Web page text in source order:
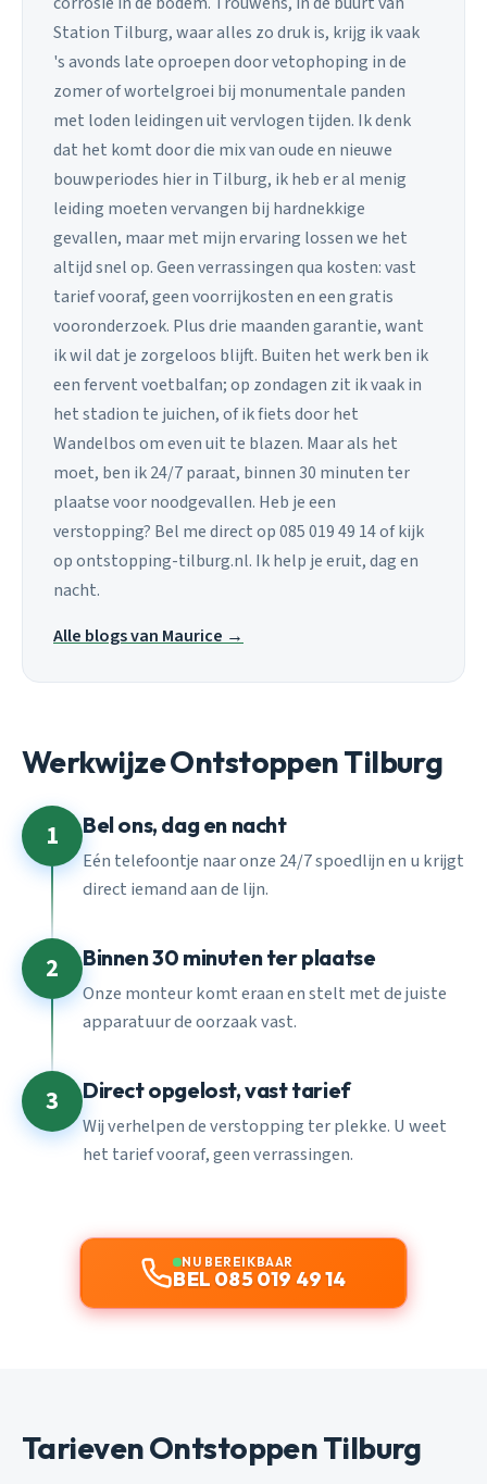
Station Tilburg, waar alles zo druk is, krijg ik vaak
's avonds late oproepen door vetophoping in de
zomer of wortelgroei bij monumentale panden
met loden leidingen uit vervlogen tijden. Ik denk
dat het komt door die mix van oude en nieuwe
bouwperiodes hier in Tilburg, ik heb er al menig
leiding moeten vervangen bij hardnekkige
gevallen, maar met mijn ervaring lossen we het
altijd snel op. Geen verrassingen qua kosten: vast
tarief vooraf, geen voorrijkosten en een gratis
vooronderzoek. Plus drie maanden garantie, want
ik wil dat je zorgeloos blijft. Buiten het werk ben ik
een fervent voetbalfan; op zondagen zit ik vaak in
het stadion te juichen, of ik fiets door het
Wandelbos om even uit te blazen. Maar als het
moet, ben ik 24/7 paraat, binnen 30 minuten ter
plaatse voor noodgevallen. Heb je een
verstopping? Bel me direct op 085 019 49 14 of kijk
op ontstopping-tilburg.nl. Ik help je eruit, dag en
nacht.
Alle blogs van Maurice →
Werkwijze Ontstoppen Tilburg
1 Bel ons, dag en nacht
Eén telefoontje naar onze 24/7 spoedlijn en u krijgt
direct iemand aan de lijn.
2 Binnen 30 minuten ter plaatse
Onze monteur komt eraan en stelt met de juiste
apparatuur de oorzaak vast.
3 Direct opgelost, vast tarief
Wij verhelpen de verstopping ter plekke. U weet
het tarief vooraf, geen verrassingen.
NU BEREIKBAAR
BEL 085 019 49 14
Tarieven Ontstoppen Tilburg